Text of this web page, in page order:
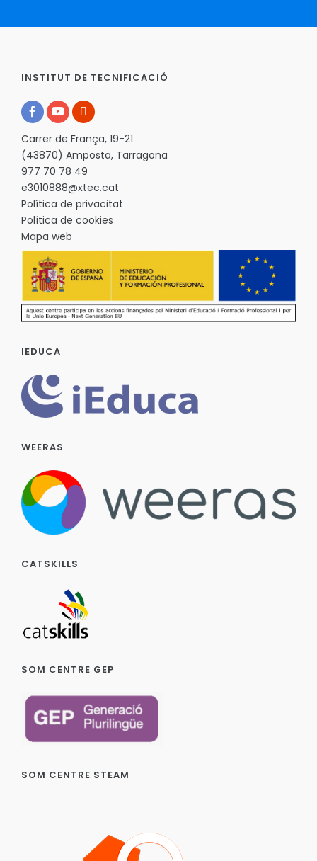
INSTITUT DE TECNIFICACIÓ
Carrer de França, 19-21
(43870) Amposta, Tarragona
977 70 78 49
e3010888@xtec.cat
Política de privacitat
Política de cookies
Mapa web
IEDUCA
WEERAS
CATSKILLS
SOM CENTRE GEP
SOM CENTRE STEAM